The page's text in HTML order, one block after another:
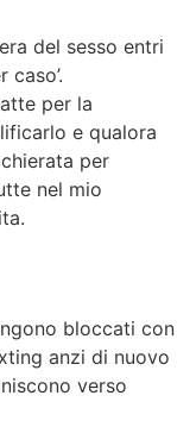
del sesso entri
caso’.
per la
e qualora
per
nel mio
bloccati con
anzi di nuovo
verso